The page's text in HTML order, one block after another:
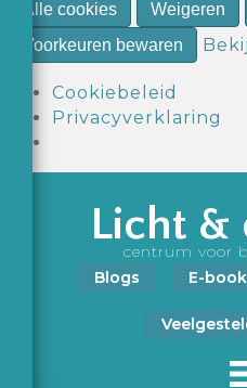
Alle cookies Weigeren
Voorkeuren bewaren
Cookiebeleid
Privacyverklaring
Licht &
centrum voor
Blogs
E-book